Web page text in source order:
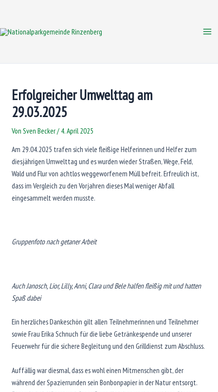
springen
Erfolgreicher Umwelttag am
29.03.2025
Von Sven Becker/ 4. April 2025
Am 29.04.2025 trafen sich viele fleißige Helferinnen und Helfer zum
diesjährigen Umwelttag und es wurden wieder Straßen, Wege, Feld,
Wald und Flur von achtlos weggeworfenem Müll befreit. Erfreulich ist,
dass im Vergleich zu den Vorjahren dieses Mal weniger Abfall
eingesammelt werden musste.
Gruppenfoto nach getaner Arbeit
Auch Janosch, Lior, Lilly, Anni, Clara und Bele halfen fleißig mit und hatten
Spaß dabei
Ein herzliches Dankeschön gilt allen Teilnehmerinnen und Teilnehmer
sowie Frau Erika Schnuch für die liebe Getränkespende und unserer
Feuerwehr für die sichere Begleitung und den Grilldienst zum Abschluss.
Auffällig war diesmal, dass es wohl einen Mitmenschen gibt, der
während der Spazierrunden sein Bonbonpapier in der Natur entsorgt.